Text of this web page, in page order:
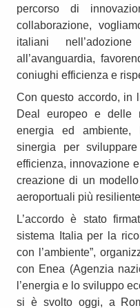
percorso di
collaborazione,
italiani
all’avanguardia,
coniughi efficienza e
Con questo accordo, in
Deal europeo e delle
energia ed
sinergia per
efficienza, innovazione
creazione di un
aeroportuali più
L’accordo è stato
sistema Italia per la
con l’ambiente”,
con Enea (Agenzia
l’energia e lo sviluppo
si è svolto oggi, a